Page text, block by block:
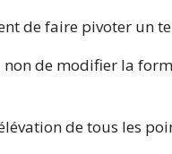
de faire pivoter un
de modifier la
de tous les